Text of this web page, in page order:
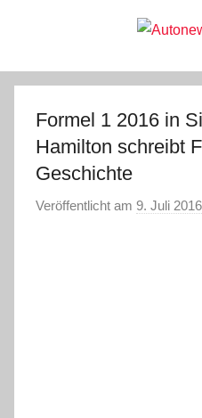
Autonews-
123.de
Formel 1 2016 in
Hamilton schreibt
Geschichte
Veröffentlicht am 9. Juli 2016